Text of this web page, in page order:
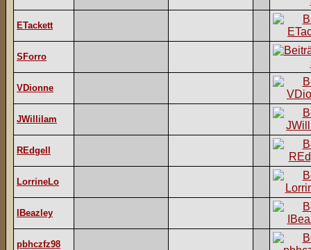
ETackett
SForro
VDionne
JWillilam
REdgell
LorrineLo
IBeazley
pbhczfz98